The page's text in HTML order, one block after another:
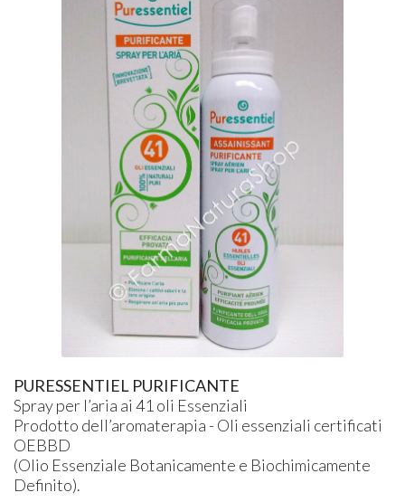
PURESSENTIEL PURIFICANTE
Spray per l’aria ai 41 oli Essenziali
Prodotto dell’aromaterapia - Oli essenziali certificati
OEBBD
(Olio Essenziale Botanicamente e Biochimicamente
Definito).